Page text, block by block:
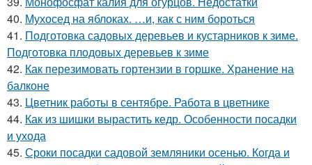
40. Мухосед на яблоках. …и, как с ним бороться
41. Подготовка садовых деревьев и кустарников к зиме.
Подготовка плодовых деревьев к зиме
42. Как перезимовать гортензии в горшке. Хранение на
балконе
43. Цветник работы в сентябре. Работа в цветнике
44. Как из шишки вырастить кедр. Особенности посадки
и ухода
45. Сроки посадки садовой земляники осенью. Когда и